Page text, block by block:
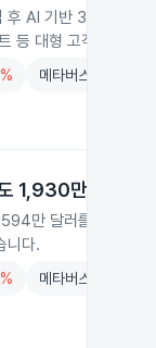
AI 기반 3D 디지털
등 대형 고객을 확보
메타버스
1,930만 달러 적
달러를 기록하며
니다.
메타버스